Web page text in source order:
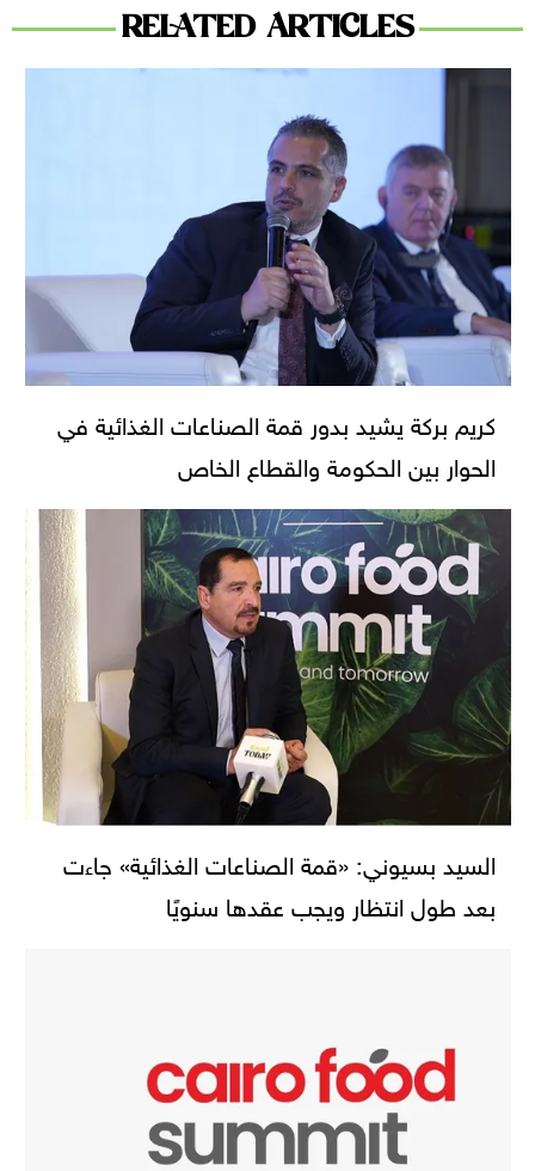
RELATED ARTICLES
كريم بركة يشيد بدور قمة الصناعات الغذائية في
الحوار بين الحكومة والقطاع الخاص
السيد بسيوني: «قمة الصناعات الغذائية» جاءت
بعد طول انتظار ويجب عقدها سنويًا